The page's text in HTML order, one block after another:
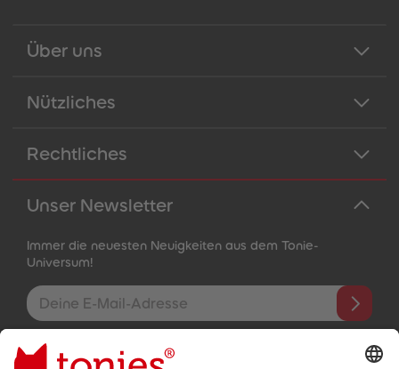
Über uns
Nützliches
Rechtliches
Unser Newsletter
Immer die neuesten Neuigkeiten aus dem Tonie-
Universum!
E-Mail-Addresse
Mit dem Absenden abonnierst du unseren E-Mail-Newsletter, der
auf den von dir bereitgestellten Informationen (z.B. Account-